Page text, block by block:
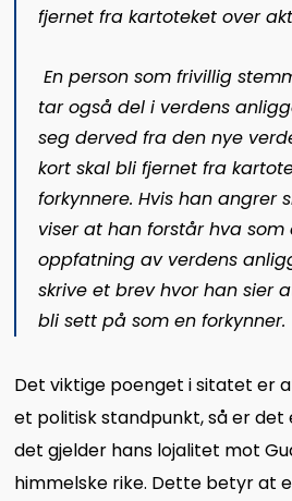
fjernet fra kartoteket over
En person som frivillig
tar også del i verdens
seg derved fra den nye
kort skal bli fjernet fra
forkynnere. Hvis han angrer
viser at han forstår hva
oppfatning av verdens
skrive et brev hvor han sier
bli sett på som en forkynner.
Det viktige poenget i sitatet er
et politisk standpunkt, så er
det gjelder hans lojalitet mot
himmelske rike. Dette betyr at